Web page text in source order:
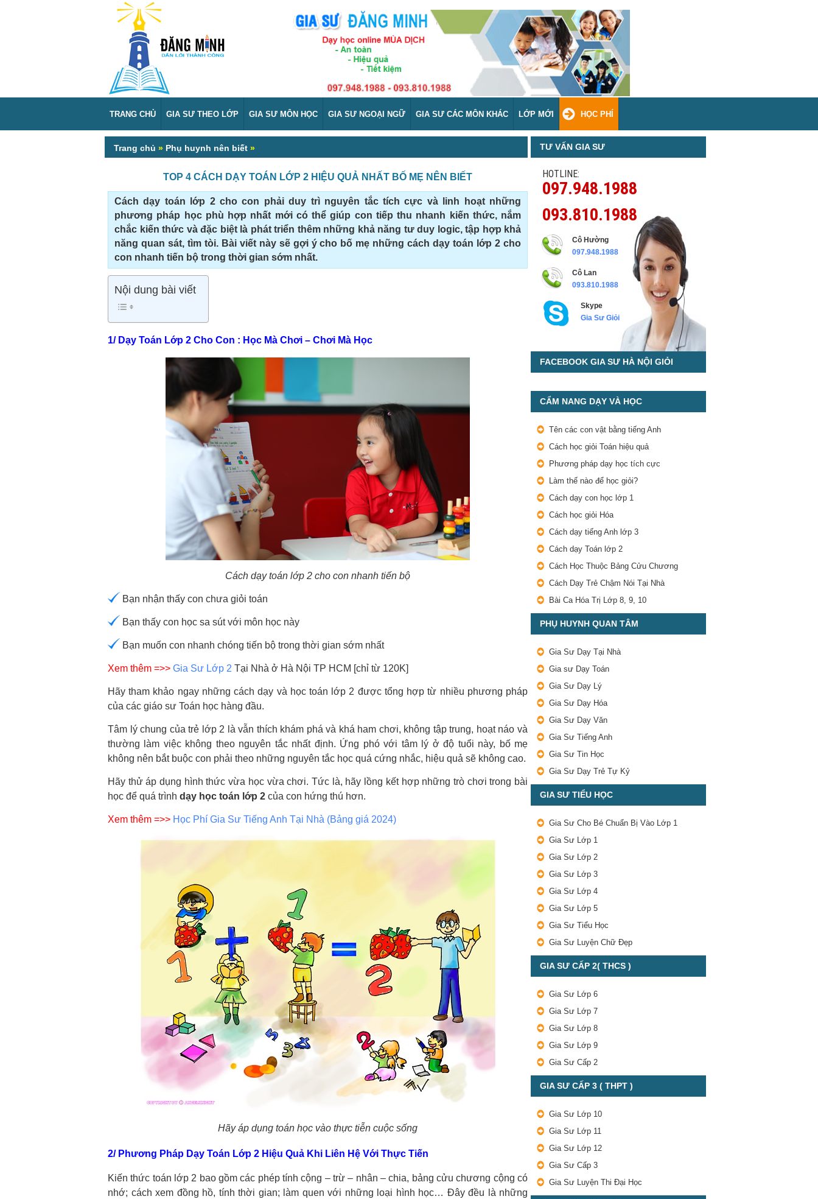
TRANG CHỦ GIA SƯ THEO LỚP GIA SƯ MÔN HỌC GIA SƯ NGOẠI NGỮ GIA SƯ CÁC MÔN KHÁC LỚP MỚI HỌC PHÍ
Trang chủ » Phụ huynh nên biết »
TOP 4 CÁCH DẠY TOÁN LỚP 2 HIỆU QUẢ NHẤT BỐ MẸ NÊN BIẾT
Cách dạy toán lớp 2 cho con phải duy trì nguyên tắc tích cực và linh hoạt những
phương pháp học phù hợp nhất mới có thể giúp con tiếp thu nhanh kiến thức, nắm
chắc kiến thức và đặc biệt là phát triển thêm những khả năng tư duy logic, tập hợp khả
năng quan sát, tìm tòi. Bài viết này sẽ gợi ý cho bố mẹ những cách dạy toán lớp 2 cho
con nhanh tiến bộ trong thời gian sớm nhất.
Nội dung bài viết
1/ Dạy Toán Lớp 2 Cho Con : Học Mà Chơi – Chơi Mà Học
Cách dạy toán lớp 2 cho con nhanh tiến bộ
Bạn nhận thấy con chưa giỏi toán
Bạn thấy con học sa sút với môn học này
Bạn muốn con nhanh chóng tiến bộ trong thời gian sớm nhất
Xem thêm =>> Gia Sư Lớp 2 Tại Nhà ở Hà Nội TP HCM [chỉ từ 120K]
Hãy tham khảo ngay những cách dạy và học toán lớp 2 được tổng hợp từ nhiều phương pháp
của các giáo sư Toán học hàng đầu.
Tâm lý chung của trẻ lớp 2 là vẫn thích khám phá và khá ham chơi, không tập trung, hoạt náo và
thường làm việc không theo nguyên tắc nhất định. Ứng phó với tâm lý ở độ tuổi này, bố mẹ
không nên bắt buộc con phải theo những nguyên tắc học quá cứng nhắc, hiệu quả sẽ không cao.
Hãy thử áp dụng hình thức vừa học vừa chơi. Tức là, hãy lồng kết hợp những trò chơi trong bài
học để quá trình dạy học toán lớp 2 của con hứng thú hơn.
Xem thêm =>> Học Phí Gia Sư Tiếng Anh Tại Nhà (Bảng giá 2024)
Hãy áp dụng toán học vào thực tiễn cuộc sống
2/ Phương Pháp Dạy Toán Lớp 2 Hiệu Quả Khi Liên Hệ Với Thực Tiến
Kiến thức toán lớp 2 bao gồm các phép tính cộng – trừ – nhân – chia, bảng cửu chương cộng có
nhớ; cách xem đồng hồ, tính thời gian; làm quen với những loại hình học… Đây đều là những
TƯ VẤN GIA SƯ
HOTLINE:
097.948.1988
093.810.1988
Cô Hường
097.948.1988
Cô Lan
093.810.1988
Skype
Gia Sư Giỏi
FACEBOOK GIA SƯ HÀ NỘI GIỎI
CẨM NANG DẠY VÀ HỌC
Tên các con vật bằng tiếng Anh
Cách học giỏi Toán hiệu quả
Phương pháp dạy học tích cực
Làm thế nào để học giỏi?
Cách dạy con học lớp 1
Cách học giỏi Hóa
Cách dạy tiếng Anh lớp 3
Cách dạy Toán lớp 2
Cách Học Thuộc Bảng Cửu Chương
Cách Dạy Trẻ Chậm Nói Tại Nhà
Bài Ca Hóa Trị Lớp 8, 9, 10
PHỤ HUYNH QUAN TÂM
Gia Sư Dạy Tại Nhà
Gia sư Dạy Toán
Gia Sư Dạy Lý
Gia Sư Dạy Hóa
Gia Sư Dạy Văn
Gia Sư Tiếng Anh
Gia Sư Tin Học
Gia Sư Dạy Trẻ Tự Kỷ
GIA SƯ TIỂU HỌC
Gia Sư Cho Bé Chuẩn Bị Vào Lớp 1
Gia Sư Lớp 1
Gia Sư Lớp 2
Gia Sư Lớp 3
Gia Sư Lớp 4
Gia Sư Lớp 5
Gia Sư Tiểu Học
Gia Sư Luyện Chữ Đẹp
GIA SƯ CẤP 2( THCS )
Gia Sư Lớp 6
Gia Sư Lớp 7
Gia Sư Lớp 8
Gia Sư Lớp 9
Gia Sư Cấp 2
GIA SƯ CẤP 3 ( THPT )
Gia Sư Lớp 10
Gia Sư Lớp 11
Gia Sư Lớp 12
Gia Sư Cấp 3
Gia Sư Luyện Thi Đại Học